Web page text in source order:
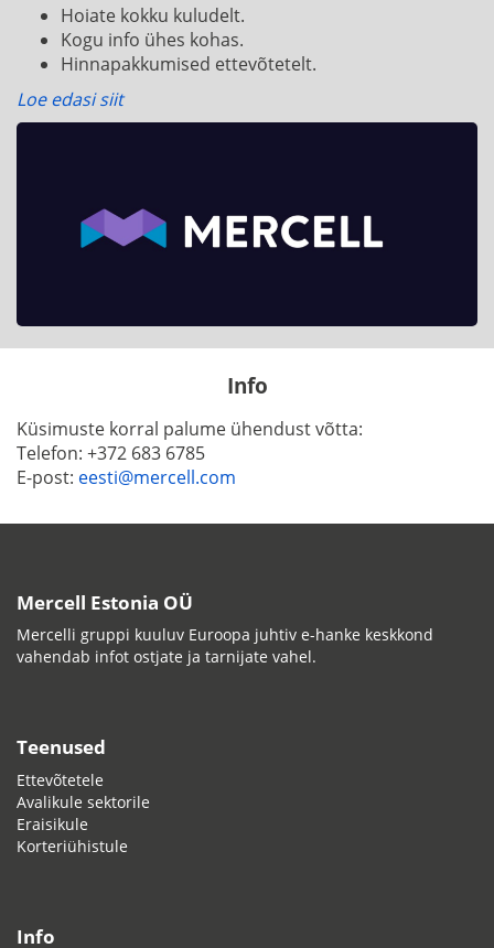
Hoiate kokku kuludelt.
Kogu info ühes kohas.
Hinnapakkumised ettevõtetelt.
Loe edasi siit
Info
Küsimuste korral palume ühendust võtta:
Telefon: +372 683 6785
E-post: eesti@mercell.com
Mercell Estonia OÜ
Mercelli gruppi kuuluv Euroopa juhtiv e-hanke keskkond
vahendab infot ostjate ja tarnijate vahel.
Teenused
Ettevõtetele
Avalikule sektorile
Eraisikule
Korteriühistule
Info